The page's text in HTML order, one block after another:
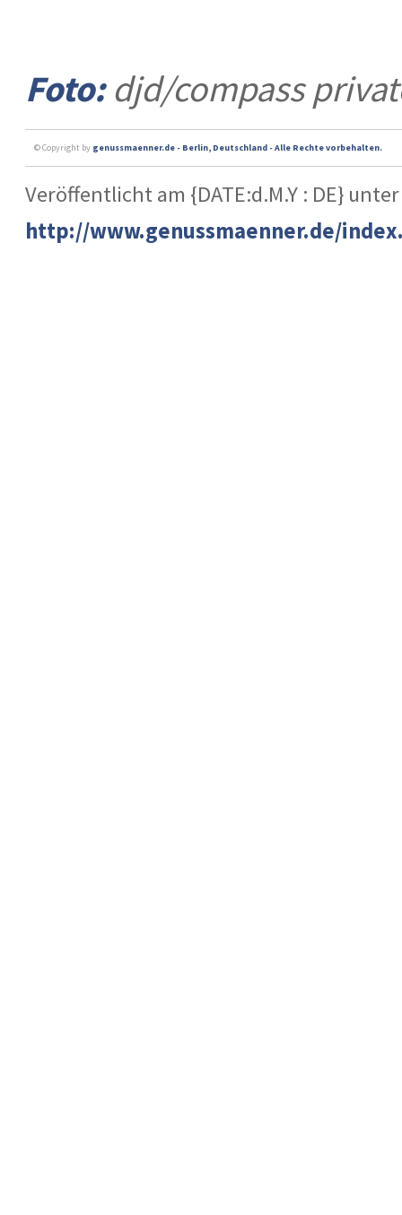
Foto:djd/compass
© Copyright by genussmaenner.de - Berlin, Deutschland - Alle Rechte vorbehalten.
Veröffentlicht am {DATE:d.M.Y : DE}
http://www.genussmaenner.de/